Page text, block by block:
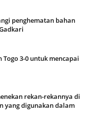
penghematan bahan
Togo 3-0 untuk mencapai
rekan-rekannya di
yang digunakan dalam